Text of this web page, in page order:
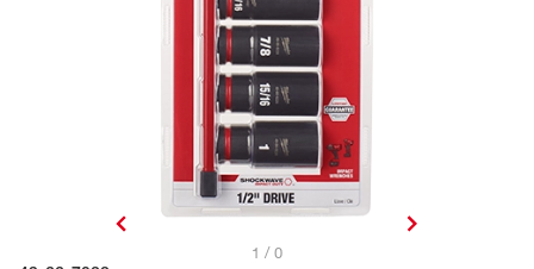
1 / 0